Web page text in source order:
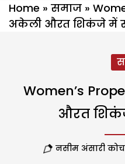
Home » समाज »
अकेली औरत शिकंजे में
Women’s
औरत
नसीम अंसारी